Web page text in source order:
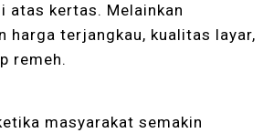
atas kertas. Melainkan
harga terjangkau, kualitas layar,
remeh.
masyarakat semakin